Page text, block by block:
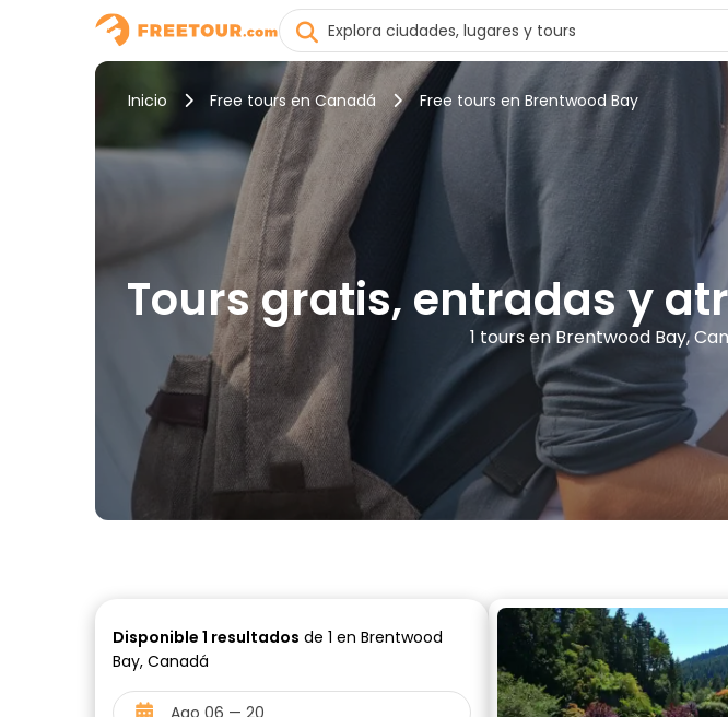
Inicio Free tours en Canadá Free tours en Brentwood Bay
Tours gratis, entradas y
1 tours en Brentwood Bay,
Disponible 1 resultados de 1 en Brentwood
Bay, Canadá